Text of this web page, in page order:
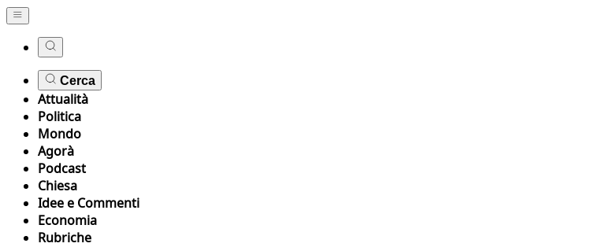
Cerca
Attualità
Politica
Mondo
Agorà
Podcast
Chiesa
Idee e Commenti
Economia
Rubriche